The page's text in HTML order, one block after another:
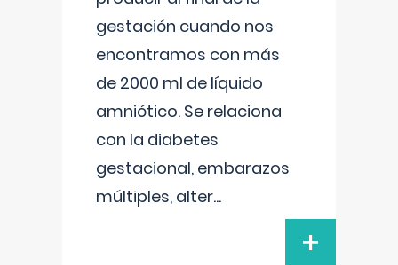
gestación cuando nos
encontramos con más
de 2000 ml de líquido
amniótico. Se relaciona
con la diabetes
gestacional, embarazos
múltiples, alter...
+